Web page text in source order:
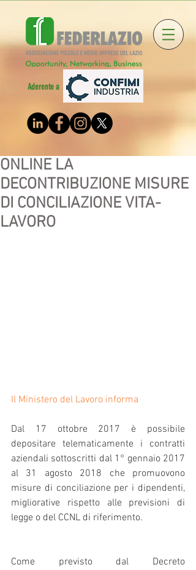
Aderente a
ONLINE LA
DECONTRIBUZIONE MISURE
DI CONCILIAZIONE VITA-
LAVORO
Il Ministero del Lavoro informa
Dal 17 ottobre 2017 è possibile
depositare telematicamente i contratti
aziendali sottoscritti dal 1° gennaio 2017
al 31 agosto 2018 che promuovono
misure di conciliazione per i dipendenti,
migliorative rispetto alle previsioni di
legge o del CCNL di riferimento.
Come previsto dal Decreto